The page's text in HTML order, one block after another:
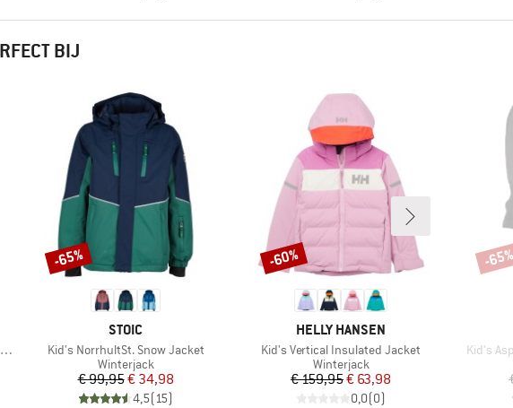
BIJ
MERK
STOIC
Artikel
Kid's NorrhultSt. Snow Jacket
Productgroep
Winterjack
Prijs
€ 99,95Verlaagde prijs
€ 34,98
4,5(15)
Korting
-65%
MERK
HELLY HANSEN
Artikel
Kid's Vertical Insulated Jacket
Productgroep
Winterjack
Prijs
€ 159,95Verlaagde prijs
€ 63,98
0,0(0)
Korting
-60%
Artikel
Kid's
-